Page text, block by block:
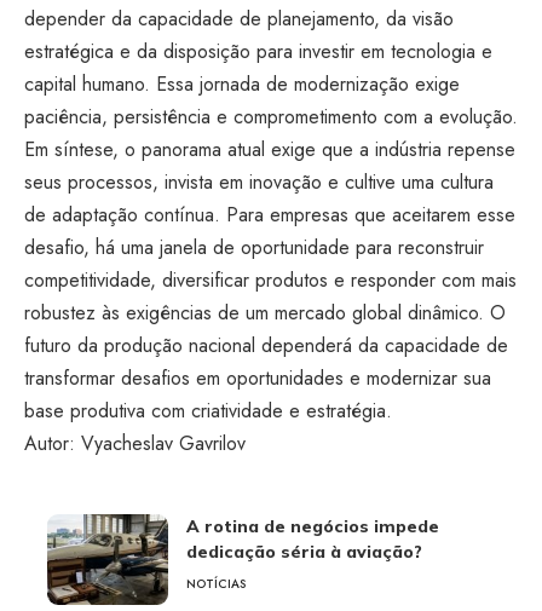
depender da capacidade de planejamento, da visão
estratégica e da disposição para investir em tecnologia e
capital humano. Essa jornada de modernização exige
paciência, persistência e comprometimento com a evolução.
Em síntese, o panorama atual exige que a indústria repense
seus processos, invista em inovação e cultive uma cultura
de adaptação contínua. Para empresas que aceitarem esse
desafio, há uma janela de oportunidade para reconstruir
competitividade, diversificar produtos e responder com mais
robustez às exigências de um mercado global dinâmico. O
futuro da produção nacional dependerá da capacidade de
transformar desafios em oportunidades e modernizar sua
base produtiva com criatividade e estratégia.
Autor: Vyacheslav Gavrilov
A rotina de negócios impede
dedicação séria à aviação?
NOTÍCIAS